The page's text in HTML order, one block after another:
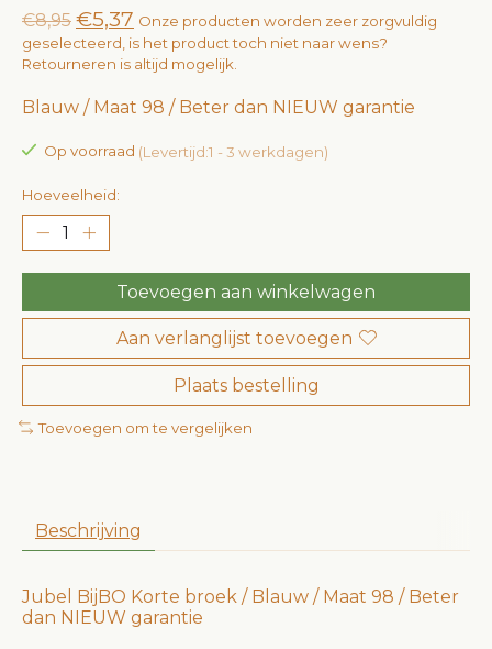
€8,95 €5,37 Onze producten worden zeer zorgvuldig
geselecteerd, is het product toch niet naar wens?
Retourneren is altijd mogelijk.
Blauw / Maat 98 / Beter dan NIEUW garantie
Op voorraad (Levertijd:1 - 3 werkdagen)
Hoeveelheid:
Toevoegen aan winkelwagen
Aan verlanglijst toevoegen
Plaats bestelling
Toevoegen om te vergelijken
Beschrijving
Jubel BijBO Korte broek / Blauw / Maat 98 / Beter
dan NIEUW garantie